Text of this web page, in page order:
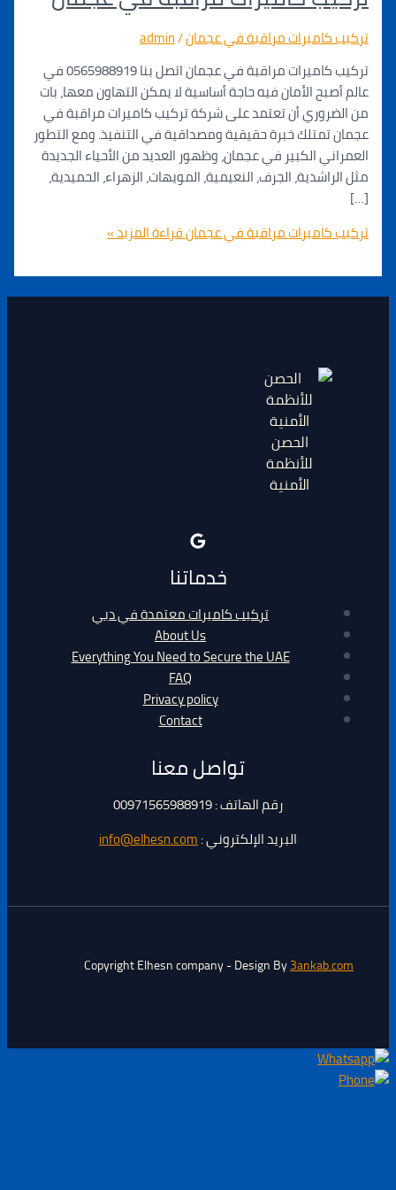
مراقبة في عجمان/
admin
تركيب كاميرات مراقبة في عجمان اتصل بنا 0565988919 في
الأمان فيه حاجة أساسية لا يمكن التهاون معها، بات
أن تعتمد على شركة تركيب كاميرات مراقبة في
خبرة حقيقية ومصداقية في التنفيذ. ومع التطور
الكبير في عجمان، وظهور العديد من الأحياء الجديدة
الجرف، النعيمية، المويهات، الزهراء، الحميدية،
مراقبة في عجمانقراءة المزيد »
تركيب كاميرات معتمدة في دبي
Everything You Need to Secure the UAE
Privacy policy
تواصل معنا
رقم الهاتف : 00971565988919
البريد الإلكتروني :info@elhesn.com
Copyright Elhesn company - Design By